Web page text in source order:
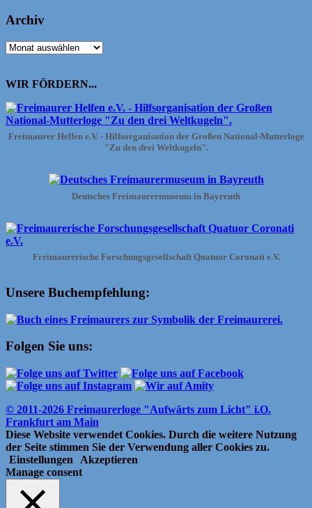
Archiv
Archiv
WIR FÖRDERN...
Freimaurer Helfen e.V. - Hilfsorganisation der Großen National-Mutterloge
"Zu den drei Weltkugeln".
Deutsches Freimaurermuseum in Bayreuth
Freimaurerische Forschungsgesellschaft Quatuor Coronati e.V.
Unsere Buchempfehlung:
Folgen Sie uns:
© 2011-2026 Freimaurerloge "Aufwärts zum Licht" i.O.
Frankfurt am Main
Diese Website verwendet Cookies. Durch die weitere Nutzung
der Seite stimmen Sie der Verwendung aller Cookies zu.
Einstellungen
Akzeptieren
Manage consent